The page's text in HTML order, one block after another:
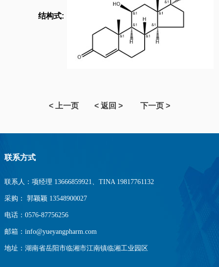
结构式:
< 上一页 < 返回 > 下一页 >
联系方式
联系人：项经理 13666859921、TINA 19817761132
采购： 郭颖颖 13548900027
电话：0576-87756256
邮箱：info@yueyangpharm.com
地址：湖南省岳阳市临湘市江南镇临湘工业园区